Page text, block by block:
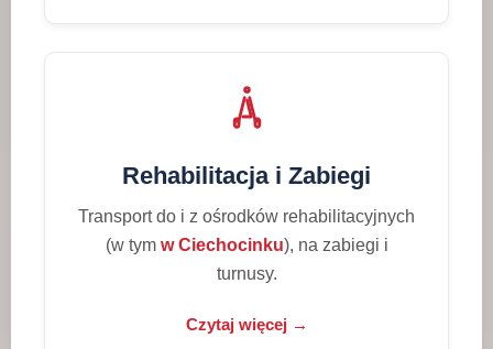
Rehabilitacja i Zabiegi
Transport do i z ośrodków rehabilitacyjnych
(w tym w Ciechocinku), na zabiegi i
turnusy.
Czytaj więcej →